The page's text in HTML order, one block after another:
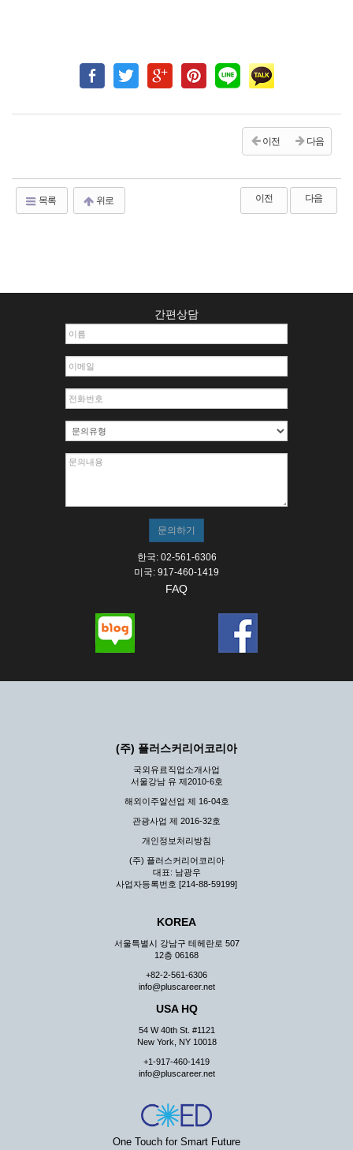
이전 다음
목록 위로 이전 다음
간편상담
한국: 02-561-6306
미국: 917-460-1419
FAQ
(주) 플러스커리어코리아
국외유료직업소개사업
서울강남 유 제2010-6호
해외이주알선업 제 16-04호
관광사업 제 2016-32호
개인정보처리방침
(주) 플러스커리어코리아
대표: 남광우
사업자등록번호 [214-88-59199]
KOREA
서울특별시 강남구 테헤란로 507
12층 06168
+82-2-561-6306
info@pluscareer.net
USA HQ
54 W 40th St. #1121
New York, NY 10018
+1-917-460-1419
info@pluscareer.net
One Touch for Smart Future